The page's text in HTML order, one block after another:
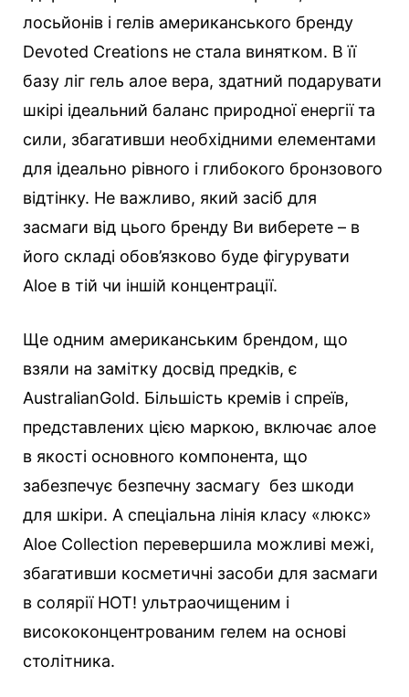
лосьйонів і гелів американського бренду
Devoted Creations не стала винятком. В її
базу ліг гель алое вера, здатний подарувати
шкірі ідеальний баланс природної енергії та
сили, збагативши необхідними елементами
для ідеально рівного і глибокого бронзового
відтінку. Не важливо, який засіб для
засмаги від цього бренду Ви виберете – в
його складі обов’язково буде фігурувати
Aloe в тій чи іншій концентрації.
Ще одним американським брендом, що
взяли на замітку досвід предків, є
AustralianGold. Більшість кремів і спреїв,
представлених цією маркою, включає алое
в якості основного компонента, що
забезпечує безпечну засмагу без шкоди
для шкіри. А спеціальна лінія класу «люкс»
Aloe Collection перевершила можливі межі,
збагативши косметичні засоби для засмаги
в солярії HOT! ультраочищеним і
висококонцентрованим гелем на основі
столітника.